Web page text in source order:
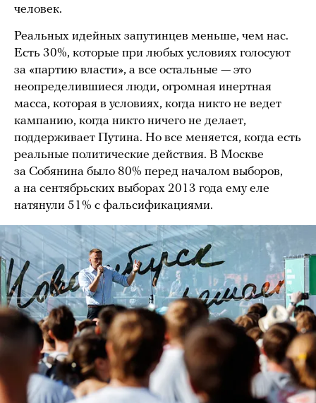
человек.
Реальных идейных запутинцев меньше, чем нас.
Есть 30%, которые при любых условиях голосуют
за «партию власти», а все остальные — это
неопределившиеся люди, огромная инертная
масса, которая в условиях, когда никто не ведет
кампанию, когда никто ничего не делает,
поддерживает Путина. Но все меняется, когда есть
реальные политические действия. В Москве
за Собянина было 80% перед началом выборов,
а на сентябрьских выборах 2013 года ему еле
натянули 51% с фальсификациями.